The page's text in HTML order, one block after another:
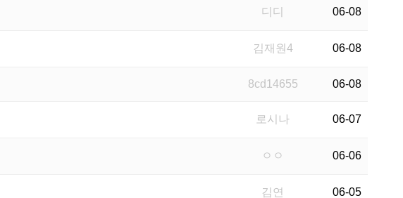
디디 06-08
김재원4 06-08
8cd14655 06-08
로시나 06-07
ㅇㅇ 06-06
김연 06-05